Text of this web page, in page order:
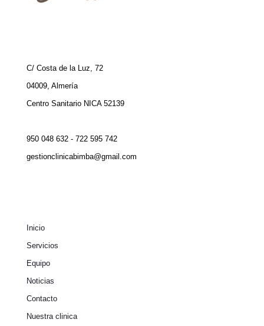
C/ Costa de la Luz, 72
04009, Almería
Centro Sanitario NICA 52139
950 048 632 - 722 595 742
gestionclinicabimba@gmail.com
Inicio
Servicios
Equipo
Noticias
Contacto
Nuestra clinica